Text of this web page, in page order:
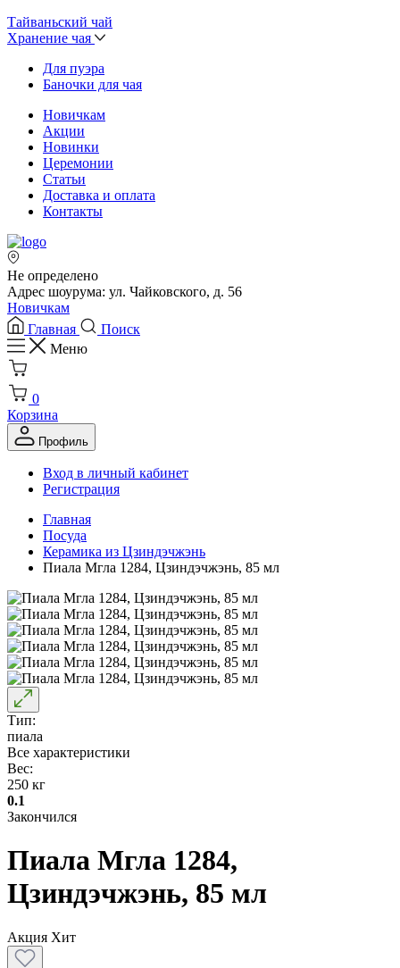
Тайваньский чай
Хранение чая
Для пуэра
Баночки для чая
Новичкам
Акции
Новинки
Церемонии
Статьи
Доставка и оплата
Контакты
Не определено
Адрес шоурума: ул. Чайковского, д. 56
Новичкам
Главная
Поиск
Меню
0
Корзина
Профиль
Вход в личный кабинет
Регистрация
Главная
Посуда
Керамика из Цзиндэчжэнь
Пиала Мгла 1284, Цзиндэчжэнь, 85 мл
Тип:
пиала
Все характеристики
Вес:
250 кг
0.1
Закончился
Пиала Мгла 1284,
Цзиндэчжэнь, 85 мл
Акция Хит